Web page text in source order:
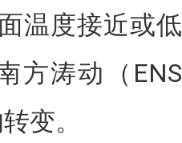
温度接近或低
方涛动（ENS
变。